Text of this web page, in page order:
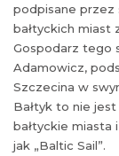
podpisane
bałtyckich miast
Gospodarz tego
Adamowicz,
Szczecina w
Bałtyk to nie
bałtyckie miasta
jak „Baltic Sail”.